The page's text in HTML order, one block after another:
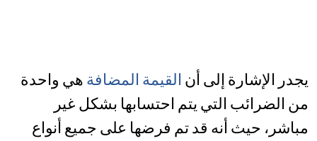
يجدر الإشارة إلى أنالقيمة المضافةهي واحدة
من الضرائب التي يتم احتسابها بشكل غير
مباشر، حيث أنه قد تم فرضها على جميع أنواع